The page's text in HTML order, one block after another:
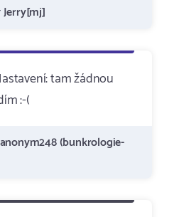
Jerry[mj]
tam žádnou
:-(
anonym248 (bunkrologie-